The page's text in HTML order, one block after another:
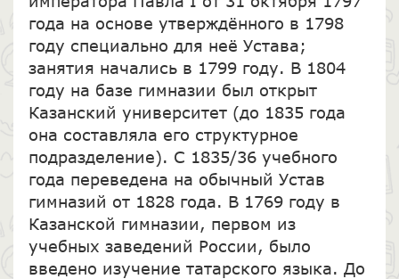
года на основе утверждённого в 1798
году специально для неё Устава;
занятия начались в 1799 году. В 1804
году на базе гимназии был открыт
Казанский университет (до 1835 года
она составляла его структурное
подразделение). С 1835/36 учебного
года переведена на обычный Устав
гимназий от 1828 года. В 1769 году в
Казанской гимназии, первом из
учебных заведений России, было
введено изучение татарского языка. До